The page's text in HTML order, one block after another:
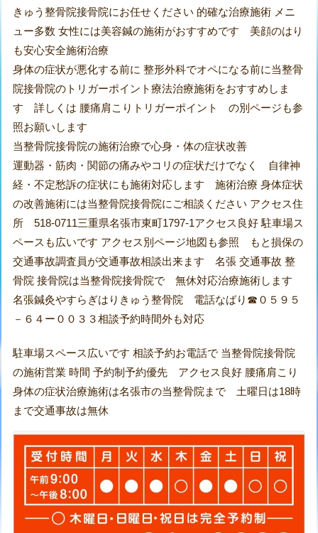
きゅう整骨院接骨院にお任せください 的確な治療施術 メニ
ュー多数 女性には美容鍼の施術がおすすめです 美顔のはり
も安心安全施術治療
身体の症状が悪化する前に 整形外科でオペになる前に当整骨
院接骨院のトリガーポイント療法治療施術をおすすめしま
す 詳しくは 腰痛肩こりトリガーポイント の別ページも参
照お願いします
当整骨院接骨院の施術治療で心身・体の症状改善
運動器・筋肉・関節の痛みやコリの症状だけでなく 自律神
経・不定愁訴の症状にも施術対応します 施術治療 身体症状
の改善施術には当整骨院接骨院にご相談ください アクセス住
所 518-0711三重県名張市東町1797-1アクセス良好 駐車場ス
ペースも広いです アクセス別ページ地図も参照 もと損保の
交通事故調査員が交通事故相談出来ます 名張 交通事故 整
骨院 接骨院は当整骨院接骨院で 無休対応治療施術します
名張鍼灸やすらぎはりきゅう整骨院 電話なばり☎０５９５
－６４ー００３３相談予約時間外も対応
駐車場スペース広いです 相談予約お電話で 当整骨院接骨院
の施術営業 時間 予約制予約優先 アクセス良好 腰痛肩こり
身体の症状治療施術は名張市の当整骨院まで 土曜日は18時
まで交通事故は無休